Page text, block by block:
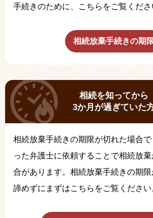
手続きのために、こちらをご覧くださ
相続放棄手続きの期
相続を知ってから
3か月が過ぎていた
相続放棄手続きの期限が切れた場合
った弁護士に依頼することで相続放
合があります。相続放棄手続きの期限
諦めずにまずはこちらをご覧ください